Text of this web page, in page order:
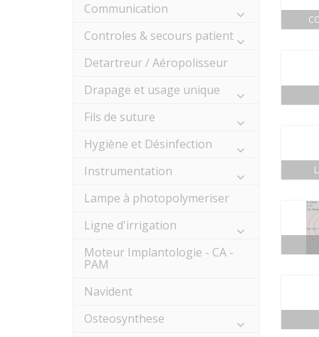
Communication
Controles & secours patient
Detartreur / Aéropolisseur
Drapage et usage unique
Fils de suture
Hygiène et Désinfection
Instrumentation
Lampe à photopolymeriser
Ligne d'irrigation
Moteur Implantologie - CA -
PAM
Navident
Osteosynthese